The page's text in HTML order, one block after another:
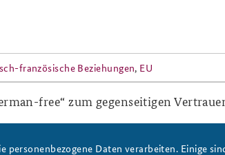
französische Beziehungen, EU
free“ zum gegenseitigen
personenbezogene Daten verarbeiten. Einige